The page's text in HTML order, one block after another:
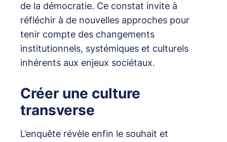
de la démocratie. Ce constat invite à
réfléchir à de nouvelles approches pour
tenir compte des changements
institutionnels, systémiques et culturels
inhérents aux enjeux sociétaux.
Créer une culture
transverse
L’enquête révèle enfin le souhait et